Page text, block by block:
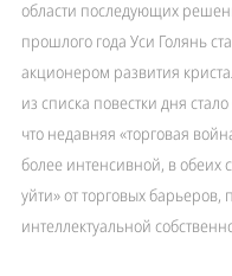
области последующих
прошлого года Уси Голянь
акционером развития
из списка повестки дня
что недавняя «торговая
более интенсивной, в обеих
уйти» от торговых
интеллектуальной